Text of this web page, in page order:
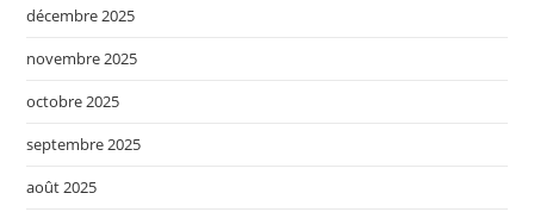
décembre 2025
novembre 2025
octobre 2025
septembre 2025
août 2025